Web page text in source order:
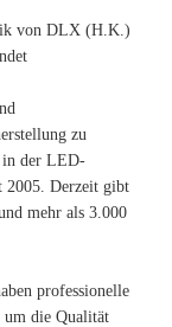
von DLX (H.K.)
zu
in der LED-
2005. Derzeit gibt
mehr als 3.000
professionelle
um die Qualität